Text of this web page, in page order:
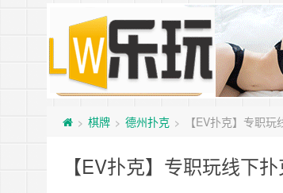
> 棋牌 > 德州扑克 > 【EV扑克】专职
【EV扑克】专职玩线下